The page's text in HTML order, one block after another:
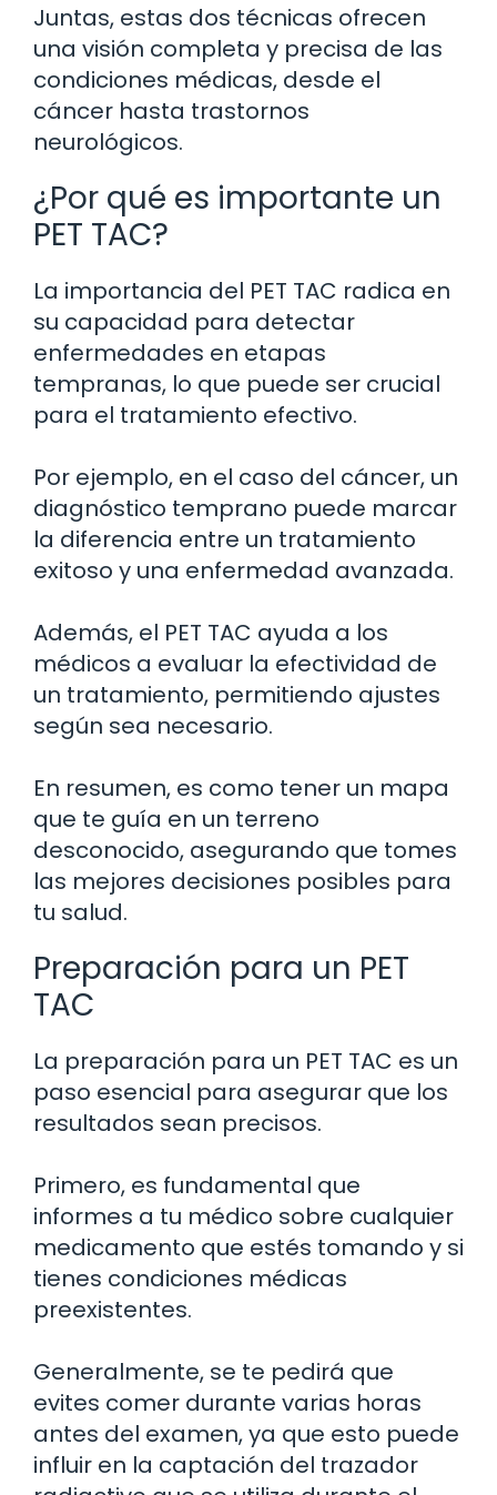
Juntas, estas dos técnicas ofrecen
una visión completa y precisa de las
condiciones médicas, desde el
cáncer hasta trastornos
neurológicos.
¿Por qué es importante un
PET TAC?
La importancia del PET TAC radica en
su capacidad para detectar
enfermedades en etapas
tempranas, lo que puede ser crucial
para el tratamiento efectivo.
Por ejemplo, en el caso del cáncer, un
diagnóstico temprano puede marcar
la diferencia entre un tratamiento
exitoso y una enfermedad avanzada.
Además, el PET TAC ayuda a los
médicos a evaluar la efectividad de
un tratamiento, permitiendo ajustes
según sea necesario.
En resumen, es como tener un mapa
que te guía en un terreno
desconocido, asegurando que tomes
las mejores decisiones posibles para
tu salud.
Preparación para un PET
TAC
La preparación para un PET TAC es un
paso esencial para asegurar que los
resultados sean precisos.
Primero, es fundamental que
informes a tu médico sobre cualquier
medicamento que estés tomando y si
tienes condiciones médicas
preexistentes.
Generalmente, se te pedirá que
evites comer durante varias horas
antes del examen, ya que esto puede
influir en la captación del trazador